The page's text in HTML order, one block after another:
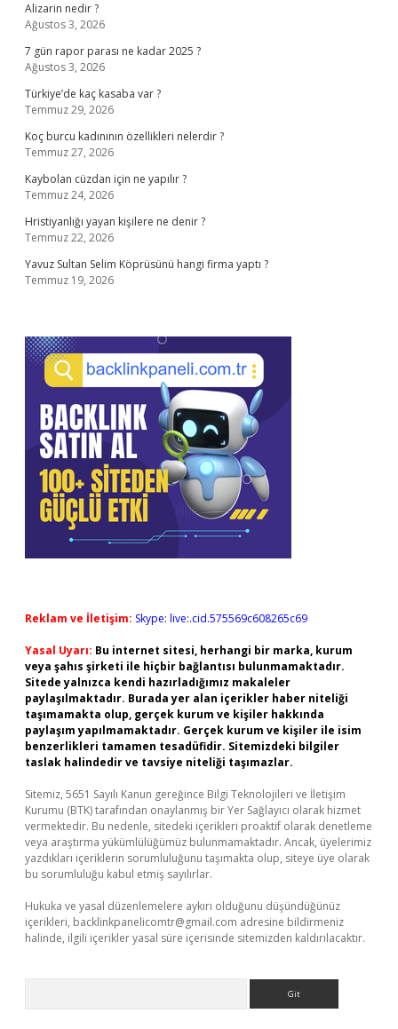
Alizarin nedir ?
Ağustos 3, 2026
7 gün rapor parası ne kadar 2025 ?
Ağustos 3, 2026
Türkiye’de kaç kasaba var ?
Temmuz 29, 2026
Koç burcu kadınının özellikleri nelerdir ?
Temmuz 27, 2026
Kaybolan cüzdan için ne yapılır ?
Temmuz 24, 2026
Hristiyanlığı yayan kişilere ne denir ?
Temmuz 22, 2026
Yavuz Sultan Selim Köprüsünü hangi firma yaptı ?
Temmuz 19, 2026
Reklam ve İletişim: Skype: live:.cid.575569c608265c69
Yasal Uyarı: Bu internet sitesi, herhangi bir marka, kurum
veya şahıs şirketi ile hiçbir bağlantısı bulunmamaktadır.
Sitede yalnızca kendi hazırladığımız makaleler
paylaşılmaktadır. Burada yer alan içerikler haber niteliği
taşımamakta olup, gerçek kurum ve kişiler hakkında
paylaşım yapılmamaktadır. Gerçek kurum ve kişiler ile isim
benzerlikleri tamamen tesadüfidir. Sitemizdeki bilgiler
taslak halindedir ve tavsiye niteliği taşımazlar.
Sitemiz, 5651 Sayılı Kanun gereğince Bilgi Teknolojileri ve İletişim
Kurumu (BTK) tarafından onaylanmış bir Yer Sağlayıcı olarak hizmet
vermektedir. Bu nedenle, sitedeki içerikleri proaktif olarak denetleme
veya araştırma yükümlülüğümüz bulunmamaktadır. Ancak, üyelerimiz
yazdıkları içeriklerin sorumluluğunu taşımakta olup, siteye üye olarak
bu sorumluluğu kabul etmiş sayılırlar.
Hukuka ve yasal düzenlemelere aykırı olduğunu düşündüğünüz
içerikleri, backlinkpanelicomtr@gmail.com adresine bildirmeniz
halinde, ilgili içerikler yasal süre içerisinde sitemizden kaldırılacaktır.